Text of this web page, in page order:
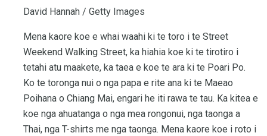
David Hannah / Getty Images
Mena kaore koe e whai waahi ki te toro i te Street
Weekend Walking Street, ka hiahia koe ki te tirotiro i
tetahi atu maakete, ka taea e koe te ara ki te Poari Po.
Ko te toronga nui o nga papa e rite ana ki te Maeao
Poihana o Chiang Mai, engari he iti rawa te tau. Ka kitea e
koe nga ahuatanga o nga mea rongonui, nga taonga a
Thai, nga T-shirts me nga taonga. Mena kaore koe i roto i